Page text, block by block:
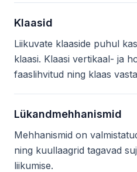
Klaasid
Liikuvate klaaside puhul
klaasi. Klaasi vertikaal- ja
faaslihvitud ning klaas
Lükandmehhanismid
Mehhanismid on
ning kuullaagrid tagavad
liikumise.